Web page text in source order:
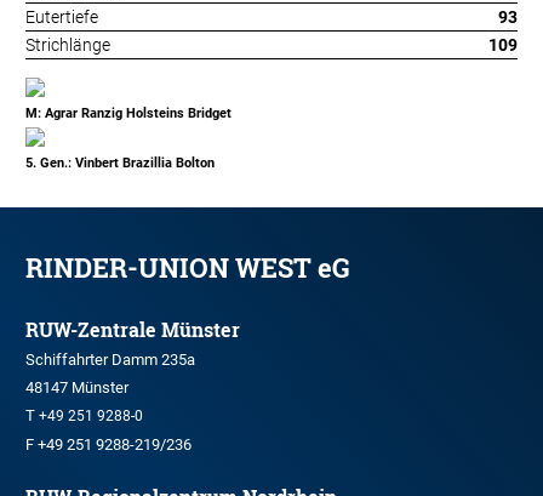
Eutertiefe
93
Strichlänge
109
M: Agrar Ranzig Holsteins Bridget
5. Gen.: Vinbert Brazillia Bolton
RINDER-UNION WEST eG
RUW-Zentrale Münster
Schiffahrter Damm 235a
48147 Münster
T +49 251 9288-0
F +49 251 9288-219/236